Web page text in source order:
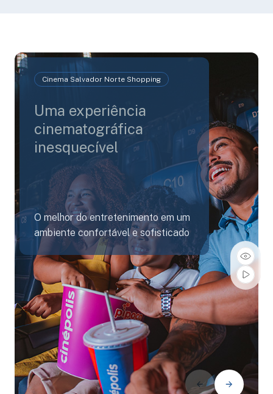
Cinema Salvador Norte Shopping
Uma experiência
cinematográfica
inesquecível
O melhor do entretenimento em um
ambiente confortável e sofisticado